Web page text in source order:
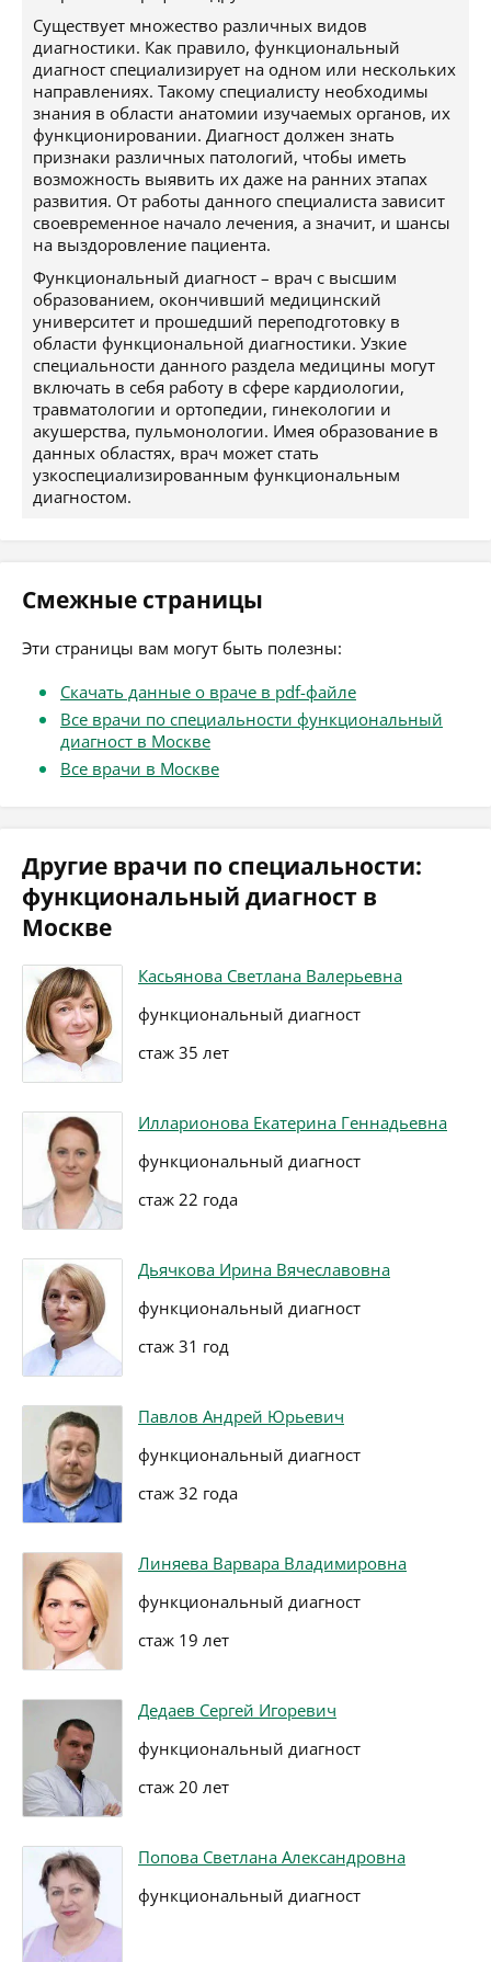
Существует множество различных видов
диагностики. Как правило, функциональный
диагност специализирует на одном или нескольких
направлениях. Такому специалисту необходимы
знания в области анатомии изучаемых органов, их
функционировании. Диагност должен знать
признаки различных патологий, чтобы иметь
возможность выявить их даже на ранних этапах
развития. От работы данного специалиста зависит
своевременное начало лечения, а значит, и шансы
на выздоровление пациента.
Функциональный диагност – врач с высшим
образованием, окончивший медицинский
университет и прошедший переподготовку в
области функциональной диагностики. Узкие
специальности данного раздела медицины могут
включать в себя работу в сфере кардиологии,
травматологии и ортопедии, гинекологии и
акушерства, пульмонологии. Имея образование в
данных областях, врач может стать
узкоспециализированным функциональным
диагностом.
Смежные страницы
Эти страницы вам могут быть полезны:
Скачать данные о враче в pdf-файле
Все врачи по специальности функциональный
диагност в Москве
Все врачи в Москве
Другие врачи по специальности:
функциональный диагност в
Москве
Касьянова Светлана Валерьевна
функциональный диагност
стаж 35 лет
Илларионова Екатерина Геннадьевна
функциональный диагност
стаж 22 года
Дьячкова Ирина Вячеславовна
функциональный диагност
стаж 31 год
Павлов Андрей Юрьевич
функциональный диагност
стаж 32 года
Линяева Варвара Владимировна
функциональный диагност
стаж 19 лет
Дедаев Сергей Игоревич
функциональный диагност
стаж 20 лет
Попова Светлана Александровна
функциональный диагност